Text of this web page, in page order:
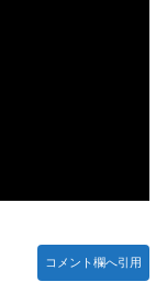
コメント欄へ引用